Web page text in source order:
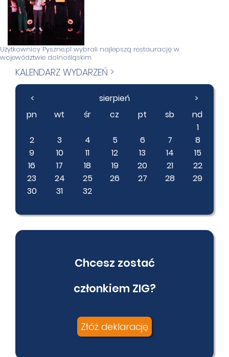
Użytkownicy Pyszne.pl wybrali najlepszą restaurację w
województwie dolnośląskim
KALENDARZ WYDARZEŃ >
< sierpień
>
pn
wt śr cz pt sb
nd
1
2
3 4 5 6 7
8
9
10 11 12 13 14
15
16
17 18 19 20 21
22
23
24 25 26 27 28
29
30
31 32
Chcesz zostać
członkiem ZIG?
Złóż deklarację